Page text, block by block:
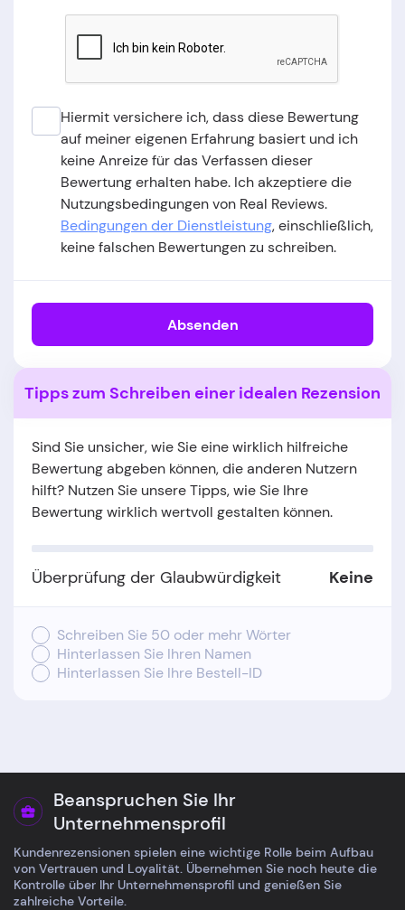
Hiermit versichere ich, dass diese Bewertung
auf meiner eigenen Erfahrung basiert und ich
keine Anreize für das Verfassen dieser
Bewertung erhalten habe. Ich akzeptiere die
Nutzungsbedingungen von Real Reviews.
Bedingungen der Dienstleistung, einschließlich,
keine falschen Bewertungen zu schreiben.
Absenden
Tipps zum Schreiben einer idealen Rezension
Sind Sie unsicher, wie Sie eine wirklich hilfreiche
Bewertung abgeben können, die anderen Nutzern
hilft? Nutzen Sie unsere Tipps, wie Sie Ihre
Bewertung wirklich wertvoll gestalten können.
Überprüfung der Glaubwürdigkeit Keine
Schreiben Sie 50 oder mehr Wörter
Hinterlassen Sie Ihren Namen
Hinterlassen Sie Ihre Bestell-ID
Beanspruchen Sie Ihr
Unternehmensprofil
Kundenrezensionen spielen eine wichtige Rolle beim Aufbau
von Vertrauen und Loyalität. Übernehmen Sie noch heute die
Kontrolle über Ihr Unternehmensprofil und genießen Sie
zahlreiche Vorteile.